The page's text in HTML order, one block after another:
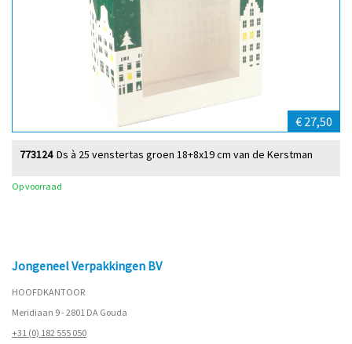
€ 27,50
Ds à 25 venstertas groen 18+8x19 cm van de Kerstman
773124
Op voorraad
Jongeneel Verpakkingen BV
HOOFDKANTOOR
Meridiaan 9 - 2801 DA Gouda
+31 (0) 182 555 050